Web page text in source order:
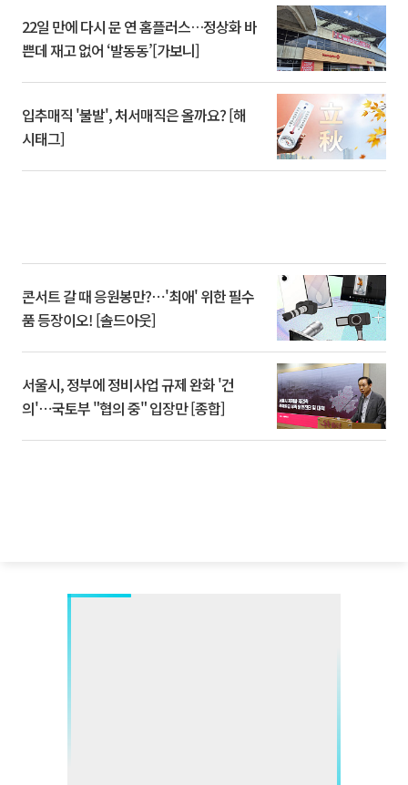
22일 만에 다시 문 연 홈플러스…정상화 바
쁜데 재고 없어 ‘발동동’[가보니]
입추매직 '불발', 처서매직은 올까요? [해
시태그]
콘서트 갈 때 응원봉만?⋯'최애' 위한 필수
품 등장이오! [솔드아웃]
서울시, 정부에 정비사업 규제 완화 '건
의'⋯국토부 "협의 중" 입장만 [종합]